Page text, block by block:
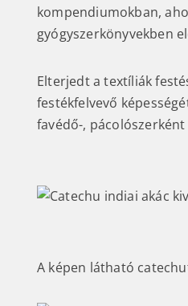
kompendiumokban,
gyógyszerkönyvekben
Elterjedt a textíliák
festékfelvevő
favédő-,
A képen látható